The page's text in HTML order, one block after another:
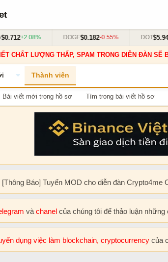
+2.08% DOGE$0.182-0.55% DOT$5.94
CHẤT LƯỢNG THẤP, SPAM TRONG DIỄN ĐÀN SẼ
Thành viên
Bài viết mới trong hồ sơ Tìm trong bài viết hồ sơ
[Thông Báo] Tuyển MOD cho diễn đàn Crypto4me
và chanel của chúng tôi để thảo luận
dụng việc làm blockchain, cryptocurrency của